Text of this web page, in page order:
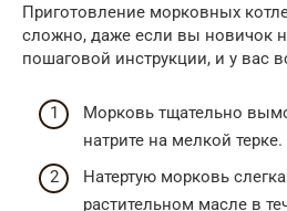
Приготовление морковных
сложно, даже если вы новичок
пошаговой инструкции, и у вас
Морковь тщательно
натрите на мелкой терке.
Натертую морковь
растительном масле в